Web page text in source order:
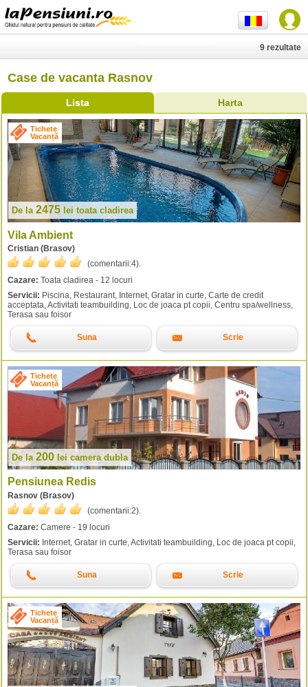
Case de vacanta Rasnov
Lista Harta
9 rezultate
Tichete
Vacanță
De la 2475lei toata cladirea
Vila Ambient
Cristian (Brasov)
(comentarii:4).
Cazare: Toata cladirea - 12 locuri
Servicii: Piscina, Restaurant, Internet, Gratar in curte, Carte de credit
acceptata, Activitati teambuilding, Loc de joaca pt copii, Centru spa/wellness,
Terasa sau foisor
Suna Scrie
Tichete
Vacanță
De la 200 leicamera dubla
Pensiunea Redis
Rasnov (Brasov)
(comentarii:2).
Cazare: Camere - 19 locuri
Servicii: Internet, Gratar in curte, Activitati teambuilding, Loc de joaca pt copii,
Terasa sau foisor
Suna Scrie
Tichete
Vacanță